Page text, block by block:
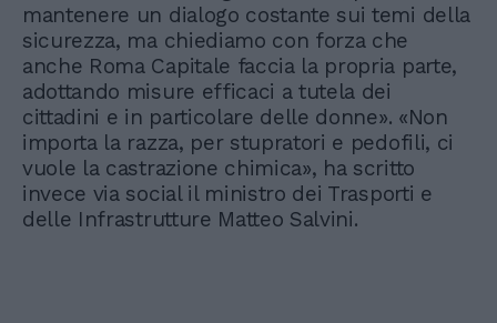
mantenere un dialogo costante sui temi della
sicurezza, ma chiediamo con forza che
anche Roma Capitale faccia la propria parte,
adottando misure efficaci a tutela dei
cittadini e in particolare delle donne». «Non
importa la razza, per stupratori e pedofili, ci
vuole la castrazione chimica», ha scritto
invece via social il ministro dei Trasporti e
delle Infrastrutture Matteo Salvini.